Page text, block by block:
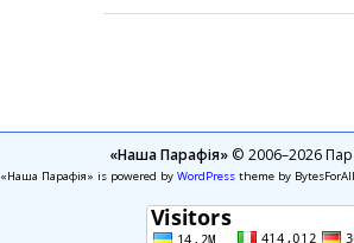
«Наша Парафія»© 2006–2026
«Наша Парафія» is powered by WordPresstheme by